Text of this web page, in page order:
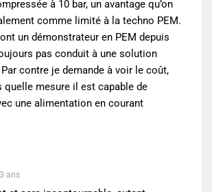
à 10 bar, un avantage qu’on
comme limité à la techno PEM.
un démonstrateur en PEM depuis
pas conduit à une solution
contre je demande à voir le coût,
quelle mesure il est capable de
une alimentation en courant
ans